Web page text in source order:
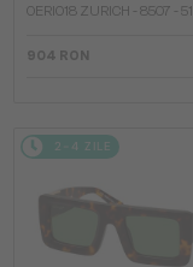
OERI018 ZURICH - 8507 - 51
904 RON
2-4 ZILE